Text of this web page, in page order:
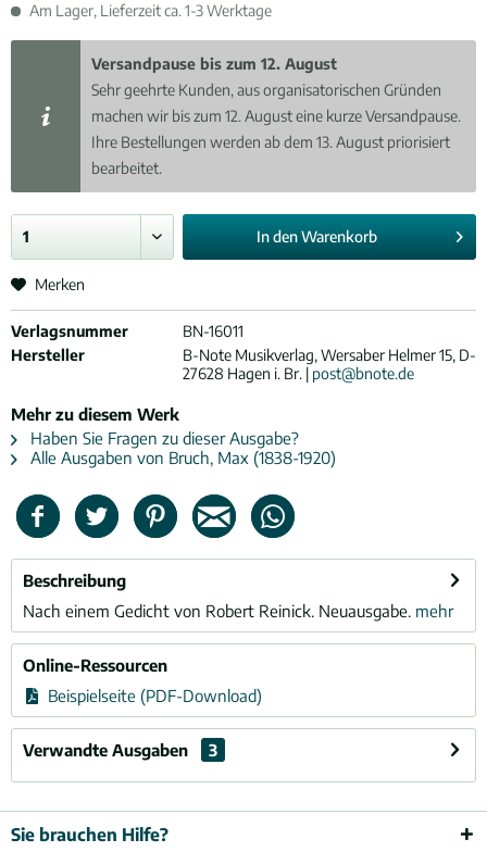
Am Lager, Lieferzeit ca. 1-3 Werktage
Versandpause bis zum 12. August
Sehr geehrte Kunden, aus organisatorischen Gründen
machen wir bis zum 12. August eine kurze Versandpause.
Ihre Bestellungen werden ab dem 13. August priorisiert
bearbeitet.
In denWarenkorb
Merken
Verlagsnummer
BN-16011
Hersteller
B-Note Musikverlag, Wersaber Helmer 15, D-
27628 Hagen i. Br. | post@bnote.de
Mehr zu diesem Werk
Haben Sie Fragen zu dieser Ausgabe?
Alle Ausgaben von Bruch, Max (1838-1920)
Beschreibung
Nach einem Gedicht von Robert Reinick. Neuausgabe. mehr
Online-Ressourcen
Beispielseite (PDF-Download)
Verwandte Ausgaben 3
Sie brauchen Hilfe?